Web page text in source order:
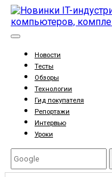
Новости
Тесты
Обзоры
Технологии
Гид покупателя
Репортажи
Интервью
Уроки